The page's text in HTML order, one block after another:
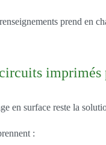
prend en
imprimés
en surface reste la
: